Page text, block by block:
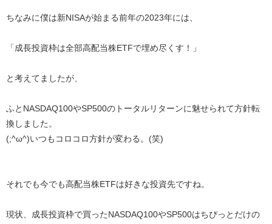
ちなみに僕は新NISAが始まる前年の2023年には、
「成長投資枠は全部高配当株ETFで埋め尽くす！」
と考えてましたが、
ふとNASDAQ100やSP500のトータルリターンに魅せられて方針転
換しました。
(;^ω^)いつもコロコロ方針が変わる。(笑)
それでも今でも高配当株ETFは好きな投資先ですね。
現状、成長投資枠で買ったNASDAQ100やSP500はちぴっとだけの